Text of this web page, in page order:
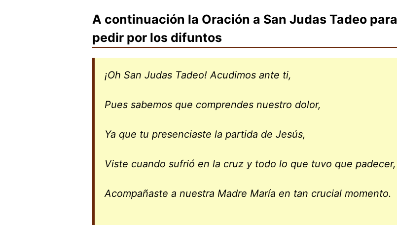
A continuación la Oración a San Judas Tadeo para
pedir por los difuntos
¡Oh San Judas Tadeo! Acudimos ante ti,
Pues sabemos que comprendes nuestro dolor,
Ya que tu presenciaste la partida de Jesús,
Viste cuando sufrió en la cruz y todo lo que tuvo que padecer,
Acompañaste a nuestra Madre María en tan crucial momento.